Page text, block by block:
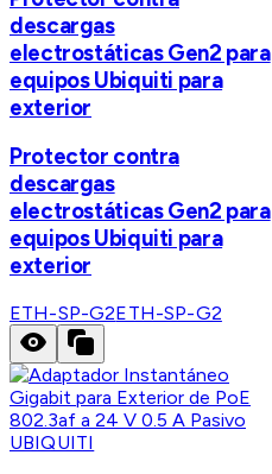
descargas
electrostáticas Gen2 para
equipos Ubiquiti para
exterior
Protector contra
descargas
electrostáticas Gen2 para
equipos Ubiquiti para
exterior
ETH-SP-G2ETH-SP-G2
UBIQUITI